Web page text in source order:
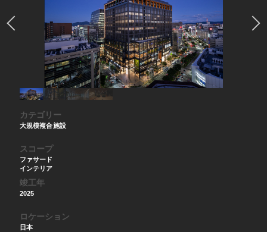
カテゴリー
大規模複合施設
スコープ
ファサード
インテリア
竣工年
2025
ロケーション
日本